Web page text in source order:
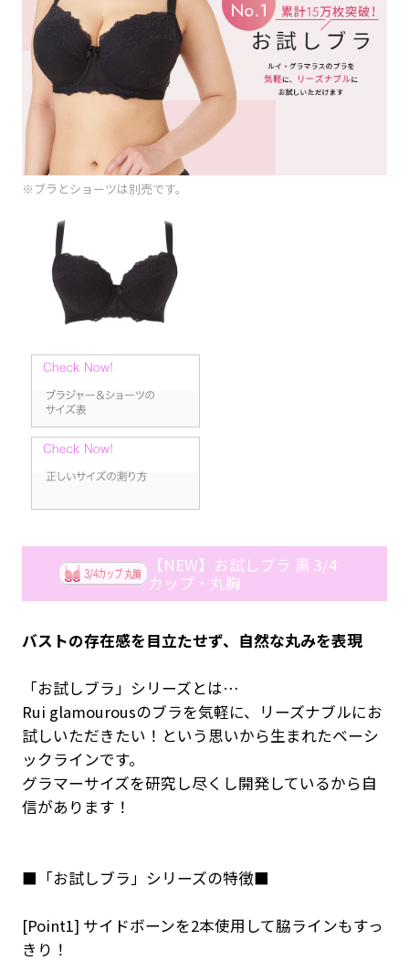
※ブラとショーツは別売です。
【NEW】お試しブラ 黒 3/4
カップ・丸胸
バストの存在感を目立たせず、自然な丸みを表現
「お試しブラ」シリーズとは…
Rui glamourousのブラを気軽に、リーズナブルにお
試しいただきたい！という思いから生まれたベーシ
ックラインです。
グラマーサイズを研究し尽くし開発しているから自
信があります！
■「お試しブラ」シリーズの特徴■
[Point1] サイドボーンを2本使用して脇ラインもすっ
きり！